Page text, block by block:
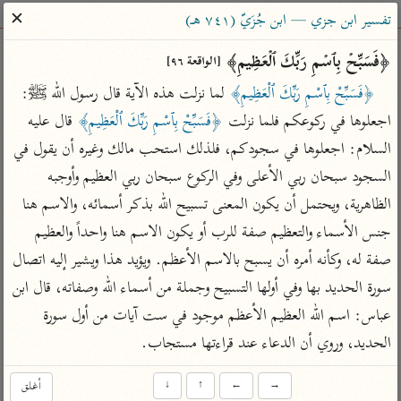
ساهم معنا في نشر القرآن والعلم الشرعي
الباحث القرآني
بحث تفسير علوم مصاحف معاجم
Type 2 or more characters for results.
Type 1 or more
characters for results.
أمّهات
تفسير الطبري
تفسير ابن كثير
تفسير القرطبي
تفسير البغوي
عامّة
فتح البيان للقنوجي
فتح القدير للشوكاني
تفسير ابن جزي
موسوعات
معاصرة
الميسر
المختصر في
التفسير
أيسر التفاسير
تفسير ابن جزي — ابن جُزَيّ (٧٤١ هـ)
✕
﴿فَسَبِّحۡ بِٱسۡمِ رَبِّكَ ٱلۡعَظِیمِ﴾ [الواقعة ٩٦]
﴿فَسَبِّحْ بِٱسْمِ رَبِّكَ ٱلْعَظِيمِ﴾
اجعلوها في ركوعكم فلما نزلت ﴿فَسَبِّحْ بِٱسْمِ رَبِّكَ ٱلْعَظِيمِ﴾
الحديد، وروي أن الدعاء عند قراءتها مستجاب.
أغلق →
←
↑
↓